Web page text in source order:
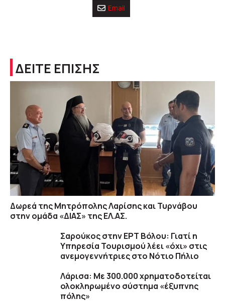
Email
ΔΕΙΤΕ ΕΠΙΣΗΣ
Δωρεά της Μητρόπολης Λαρίσης και Τυρνάβου
στην ομάδα «ΔΙΑΣ» της ΕΛ.ΑΣ.
Σαρούκος στην ΕΡΤ Βόλου: Γιατί η
Υπηρεσία Τουρισμού λέει «όχι» στις
ανεμογεννήτριες στο Νότιο Πήλιο
Λάρισα: Με 300.000 χρηματοδοτείται
ολοκληρωμένο σύστημα «έξυπνης
πόλης»